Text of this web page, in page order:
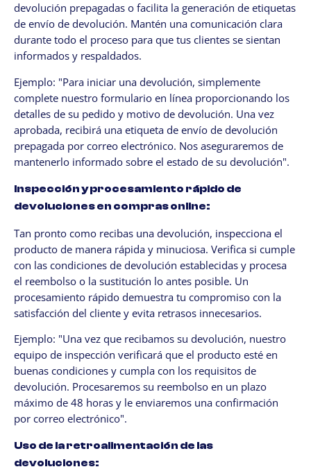
devolución prepagadas o facilita la generación de etiquetas
de envío de devolución. Mantén una comunicación clara
durante todo el proceso para que tus clientes se sientan
informados y respaldados.
Ejemplo: "Para iniciar una devolución, simplemente
complete nuestro formulario en línea proporcionando los
detalles de su pedido y motivo de devolución. Una vez
aprobada, recibirá una etiqueta de envío de devolución
prepagada por correo electrónico. Nos aseguraremos de
mantenerlo informado sobre el estado de su devolución".
Inspección y procesamiento rápido de
devoluciones en compras online:
Tan pronto como recibas una devolución, inspecciona el
producto de manera rápida y minuciosa. Verifica si cumple
con las condiciones de devolución establecidas y procesa
el reembolso o la sustitución lo antes posible. Un
procesamiento rápido demuestra tu compromiso con la
satisfacción del cliente y evita retrasos innecesarios.
Ejemplo: "Una vez que recibamos su devolución, nuestro
equipo de inspección verificará que el producto esté en
buenas condiciones y cumpla con los requisitos de
devolución. Procesaremos su reembolso en un plazo
máximo de 48 horas y le enviaremos una confirmación
por correo electrónico".
Uso de la retroalimentación de las
devoluciones: